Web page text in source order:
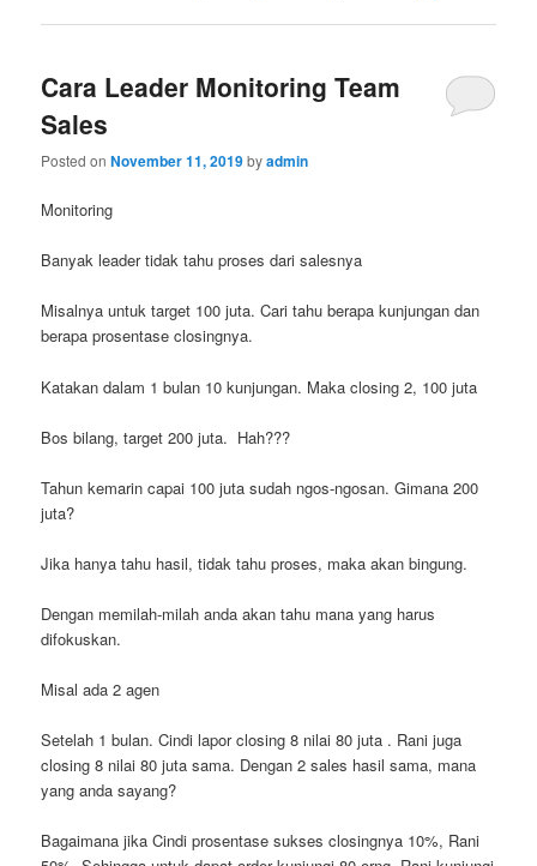
Cara Leader Monitoring Team
Sales
Posted onNovember 11, 2019byadmin
Monitoring
Banyak leader tidak tahu proses dari salesnya
Misalnya untuk target 100 juta. Cari tahu berapa kunjungan dan
berapa prosentase closingnya.
Katakan dalam 1 bulan 10 kunjungan. Maka closing 2, 100 juta
Bos bilang, target 200 juta. Hah???
Tahun kemarin capai 100 juta sudah ngos-ngosan. Gimana 200
juta?
Jika hanya tahu hasil, tidak tahu proses, maka akan bingung.
Dengan memilah-milah anda akan tahu mana yang harus
difokuskan.
Misal ada 2 agen
Setelah 1 bulan. Cindi lapor closing 8 nilai 80 juta . Rani juga
closing 8 nilai 80 juta sama. Dengan 2 sales hasil sama, mana
yang anda sayang?
Bagaimana jika Cindi prosentase sukses closingnya 10%, Rani